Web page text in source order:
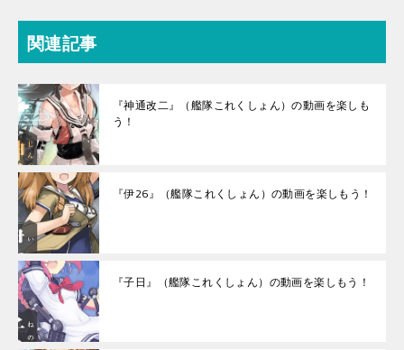
関連記事
『神通改二』（艦隊これくしょん）の動画を楽しも
う！
『伊26』（艦隊これくしょん）の動画を楽しもう！
『子日』（艦隊これくしょん）の動画を楽しもう！